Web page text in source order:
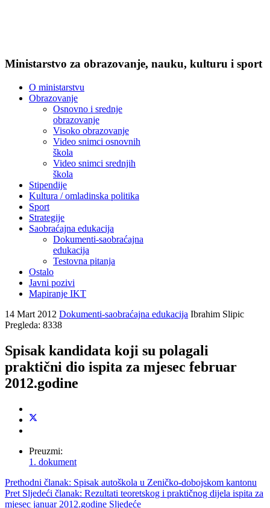
Ministarstvo za obrazovanje, nauku, kulturu i sport
O ministarstvu
Obrazovanje
Osnovno i srednje
obrazovanje
Visoko obrazovanje
Video snimci osnovnih
škola
Video snimci srednjih
škola
Stipendije
Kultura / omladinska politika
Sport
Strategije
Saobraćajna edukacija
Dokumenti-saobraćajna
edukacija
Testovna pitanja
Ostalo
Javni pozivi
Mapiranje IKT
14 Mart 2012 Dokumenti-saobraćajna edukacija Ibrahim Slipic
Pregleda: 8338
Spisak kandidata koji su polagali
praktični dio ispita za mjesec februar
2012.godine
Preuzmi:
1. dokument
Prethodni članak: Spisak autoškola u Zeničko-dobojskom kantonu
Pret Sljedeći članak: Rezultati teoretskog i praktičnog dijela ispita za
mjesec januar 2012.godine Sljedeće